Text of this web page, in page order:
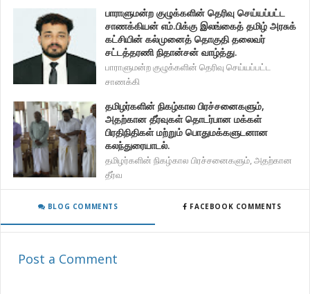
பாராளுமன்ற குழுக்களின் தெரிவு செய்யப்பட்ட
சாணக்கியன் எம்.பிக்கு இலங்கைத் தமிழ் அரசுக்
கட்சியின் கல்முனைத் தொகுதி தலைவர்
சட்டத்தரணி நிதான்சன் வாழ்த்து.
பாராளுமன்ற குழுக்களின் தெரிவு செய்யப்பட்ட
சாணக்கி
தமிழர்களின் நிகழ்கால பிரச்சனைகளும்,
அதற்கான தீர்வுகள் தொடர்பான மக்கள்
பிரதிநிதிகள் மற்றும் பொதுமக்களுடனான
கலந்துரையாடல்.
தமிழர்களின் நிகழ்கால பிரச்சனைகளும், அதற்கான
தீர்வ
BLOG COMMENTS FACEBOOK COMMENTS
Post a Comment